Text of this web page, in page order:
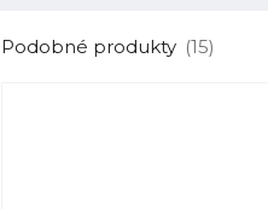
Podobné produkty (15)